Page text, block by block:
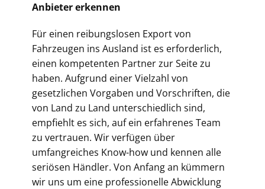
Anbieter erkennen
Für einen reibungslosen Export von
Fahrzeugen ins Ausland ist es erforderlich,
einen kompetenten Partner zur Seite zu
haben. Aufgrund einer Vielzahl von
gesetzlichen Vorgaben und Vorschriften, die
von Land zu Land unterschiedlich sind,
empfiehlt es sich, auf ein erfahrenes Team
zu vertrauen. Wir verfügen über
umfangreiches Know-how und kennen alle
seriösen Händler. Von Anfang an kümmern
wir uns um eine professionelle Abwicklung